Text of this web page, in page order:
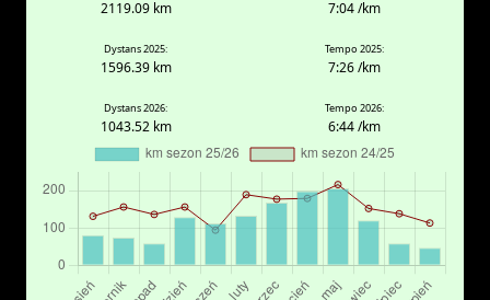
2119.09 km 7:04 /km
Dystans 2025:
1596.39 km
Tempo 2025:
7:26 /km
Dystans 2026:
1043.52 km
Tempo 2026:
6:44 /km